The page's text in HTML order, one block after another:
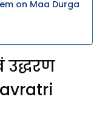
on Maa Durga
उद्धरण